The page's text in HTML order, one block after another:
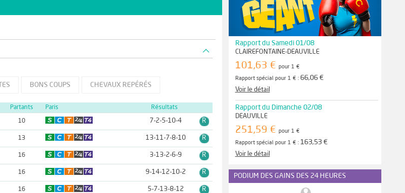
BONS COUPS CHEVAUX REPÉRÉS
Partants Paris Résultats
10 7-2-5-10-4 R
13 13-11-7-8-10 R
16 3-13-2-6-9 R
16 9-14-12-10-2 R
16 5-7-13-8-12 R
Rapport du Samedi 01/08
CLAIREFONTAINE-DEAUVILLE
101,63 € pour 1 €
Rapport spécial pour 1 € : 66,06 €
Voir le détail
Rapport du Dimanche 02/08
DEAUVILLE
251,59 € pour 1 €
Rapport spécial pour 1 € : 163,53 €
Voir le détail
PODIUM DES GAINS DES 24 HEURES